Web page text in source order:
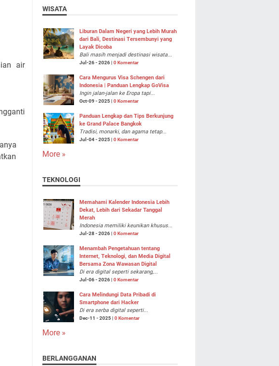
air
WISATA
Liburan Dalam Negeri yang Lebih Murah
dari Bali, Destinasi Tersembunyi yang
Layak Dicoba
Bali masih menjadi destinasi wisata...
Jul-26 - 2026 | 0 Komentar
Cara Mengurus Visa Schengen dari
Indonesia | Panduan Lengkap GoVisa
Ingin jalan-jalan ke Eropa tapi...
Oct-09 - 2025 | 0 Komentar
Panduan Lengkap dan Tips Berkunjung
ke Grand Palace Bangkok
Tradisi, monarki, dan agama tetap...
Jul-04 - 2025 | 0 Komentar
More »
TEKNOLOGI
Memahami Kalender Indonesia Lebih
Dekat, Lebih dari Sekadar Tanggal
Merah
Indonesia memiliki keunikan khusus...
Jul-28 - 2026 | 0 Komentar
Menambah Pengetahuan tentang
Internet, Teknologi, dan Media Digital
Bersama Zona Wawasan Digital
Di era digital seperti sekarang,...
Jul-06 - 2026 | 0 Komentar
Cara Melindungi Data Pribadi di
Smartphone dari Hacker
Di era serba digital seperti...
Dec-11 - 2025 | 0 Komentar
More »
BERLANGGANAN